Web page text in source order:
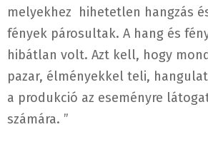
melyekhez hihetetlen hangzás
fények párosultak. A hang és
hibátlan volt. Azt kell, hogy
pazar, élményekkel teli,
a produkció az eseményre
számára. ”